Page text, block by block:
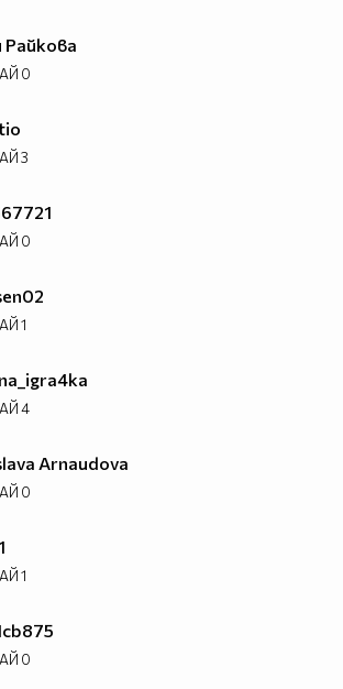
0
3
0
1
4
Arnaudova
0
1
0